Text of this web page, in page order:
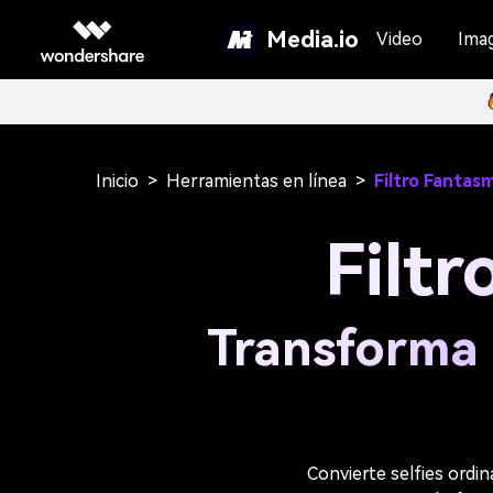
Media.io Video
Inicio > Herramientas en línea > Filtro
Convierte selfies